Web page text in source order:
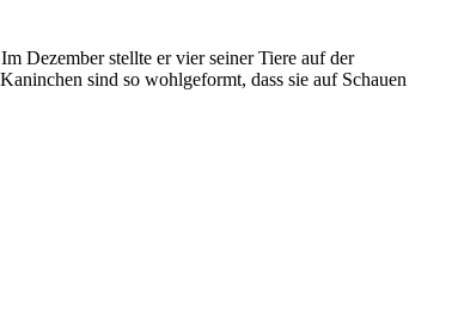
Dezember stellte er vier seiner Tiere auf der
sind so wohlgeformt, dass sie auf Schauen